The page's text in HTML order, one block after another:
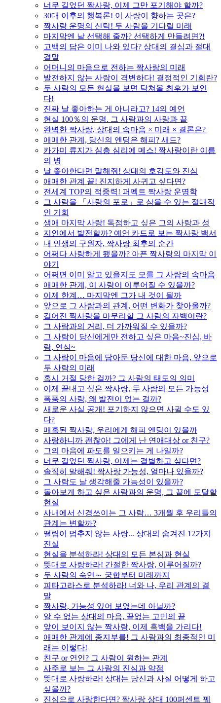
너무 길었던 짝사랑, 이제 그만 포기해야 할까?
30대 이후의 행복론! 이 사랑이 향하는 곳은?
짝사랑 운명의 신탁! 두 사람을 기다릴 미래
마지막엔 날 선택해 줄까? 선택하게 만들려면?!
고백의 답은 이미 나와 있다? 상대의 결심과 절대
결말
어머니의 마음으로 전하는 짝사랑의 미래
발전하지 않는 사랑이 격변하다! 결정적인 기회란?
두 사람의 모든 현실을 보면 닥쳐올 최후가 보인
다!
진짜 날 좋아하는 게 아니라고? 14의 예언
현실 100％의 운명. 그 사람과의 사랑과 끝
완벽한 짝사랑, 상대의 속마음 × 미래 × 결론은?
애매한 관계, 당신의 엔딩은 해피? 새드?
카가미 류지가 심층 심리에 메스! 짝사랑이란 이름
의 병
날 좋아한다면 말해줘! 상대의 호감도와 진심
애매한 관계 끝! 진지하게 사귀고 싶다면?
전세계 TOP의 적중력! 퍼펙트 짝사랑 운명학
그 사람을 「사랑의 포로」로 삼을 수 있는 절대적
인 기회
생애 마지막 사랑! 독점하고 싶은 그의 사랑과 성
지인에서 발전할까? 예언 카드로 보는 짝사랑 백서
내 인생의 구원자, 짝사랑 최후의 순간
어쩌다 사랑하게 됐을까? 아픈 짝사랑의 마지막 이
야기
어쩌면 이미 알고 있을지도 모를 그 사람의 속마음
애매한 관계, 이 사랑이 이루어질 수 있을까?
이제 한계… 마지막엔 그가 내 것이 될까
앞으로 그 사람과의 관계, 어떤 변화가 찾아올까?
길어진 짝사랑을 마무리할 그 사람의 자백이란?
그 사람과의 거리, 더 가까워질 수 있을까?
그 사람이 당신에게만 전하고 싶은 마음~진심, 바
람, 연심~
그 사람이 마음에 담아둔 당신에 대한 마음, 앞으로
두 사람의 미래
혹시 거절 당한 걸까? 그 사람의 태도의 의미
이제 끝내고 싶은 짝사랑, 두 사람의 모든 가능성
폭풍의 사랑, 왜 발전이 없는 걸까?
새로운 사실 공개! 포기하지 않으면 사귈 수도 있
다?
매혹된 짝사랑, 우리에게 해피 엔딩이 있을까
사랑하니까 괜찮아! 그에게 난 연애대상 or 친구?
그의 마음에 파도를 일으키는 게 나일까?
너무 길었던 짝사랑, 이제는 결별하고 싶다면?
솔직히 말해줘! 짝사랑 가능성, 얼마나 있을까?
그 사람도 날 생각해줄 가능성이 있을까?
돌아보게 하고 싶은 사람과의 운명, 그 끝에 도달할
현실
사내에서 신경쓰이는 그 사람… 3개월 후 우리들의
관계는 변할까?
떨림이 멈추지 않는 사랑... 상대의 숨겨진 12가지
진실
현실을 분석하라! 상대의 모든 본심과 현실
뜻대로 사랑하라! 간절한 짝사랑, 이루어질까?
두 사람의 숙연～ 궁합부터 미래까지
피타고라스로 분석하라! 너와 나, 우리 관계의 결
말
짝사랑, 가능성 있어 보였는데 아닐까?
알 수 없는 상대의 마음, 끝없는 고민의 끝
앞이 보이지 않는 짝사랑, 이제 흑백을 가리다!
애매한 관계에 종지부를! 그 사람과의 최종적인 미
래는 이렇다!
친구 or 연인? 그 사람이 원하는 관계
사주로 보는 그 사람의 진심과 약점
뜻대로 사랑하라! 상대는 당신과 사실 어떻게 하고
싶을까?
진심으로 사랑한다면? 짝사랑 상대 100퍼센트 꿰